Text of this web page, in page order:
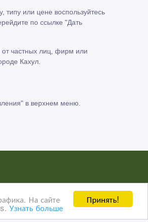
Принять!
На сайте
Узнать больше
или цене воспользуйтесь
по ссылке "Дать
от частных лиц, фирм или
Кахул.
в верхнем меню.
AdMir третьим лицам. Мы
Googleнажмите